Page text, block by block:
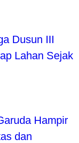
Dusun III
Lahan Sejak
Hampir
dan